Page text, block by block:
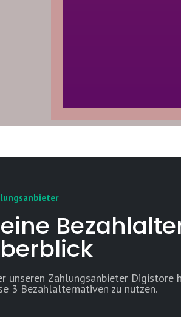
unseren Zahlungsanbieter
3 Bezahlalternativen zu nutzen.